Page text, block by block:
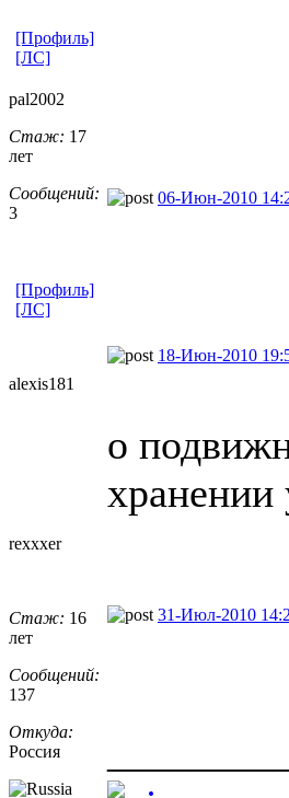
[Профиль]
[ЛС]
pal2002
Стаж: 17
лет
Сообщений:
3
06-Июн-2010
[Профиль]
[ЛС]
alexis181
18-Июн-2010
о
хранении
rexxxer
Стаж: 16
лет
Сообщений:
137
Откуда:
Россия
31-Июл-2010